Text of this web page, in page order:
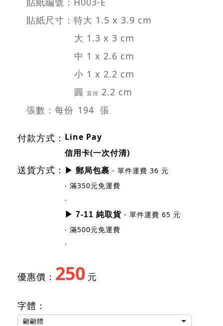
貼紙尺寸：特大 1.5 x 3.9 cm
大 1.3 x 3 cm
中 1 x 2.6 cm
小 1 x 2.2 cm
圓 直徑 2.2 cm
張數：每份 194 張
付款方式： Line Pay
信用卡(一次付清)
送貨方式： ▶ 郵局包裹 - 單件運費 36 元
‧ 滿350元免運費
‧
▶ 7-11 純取貨 - 單件運費 65 元
‧ 滿500元免運費
‧
優惠價： 250 元
字體：
翩翩體